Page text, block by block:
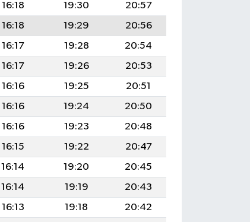
16:18 19:30
20:57
16:18 19:29
20:56
16:17 19:28
20:54
16:17 19:26
20:53
16:16 19:25
20:51
16:16 19:24
20:50
16:16 19:23
20:48
16:15 19:22
20:47
16:14 19:20
20:45
16:14 19:19
20:43
16:13 19:18
20:42